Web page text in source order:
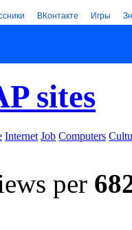
ВКонтакте Игры
sites
Internet Job Computers
per